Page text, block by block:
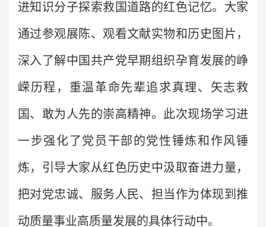
进知识分子探索救国道路的红色记忆。大家
通过参观展陈、观看文献实物和历史图片，
深入了解中国共产党早期组织孕育发展的峥
嵘历程，重温革命先辈追求真理、矢志救
国、敢为人先的崇高精神。此次现场学习进
一步强化了党员干部的党性锤炼和作风锤
炼，引导大家从红色历史中汲取奋进力量，
把对党忠诚、服务人民、担当作为体现到推
动质量事业高质量发展的具体行动中。